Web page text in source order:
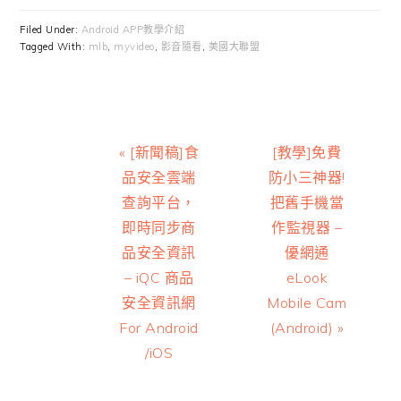
Filed Under: Android APP教學介紹
Tagged With: mlb myvideo 影音隨看 美國大聯盟
Previous
Post:
« [新聞稿]食
品安全雲端
查詢平台，
即時同步商
品安全資訊
– iQC 商品
安全資訊網
For Android
/iOS
Next
Post:
[教學]免費
防小三神器!
把舊手機當
作監視器 –
優網通
eLook
Mobile Cam
(Android) »